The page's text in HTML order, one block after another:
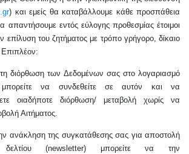
.gr) και εμείς θα καταβάλλουμε κάθε προσπάθεια
απαντήσουμε εντός εύλογης προθεσμίας έτοιμοι
επίλυση του ζητήματος με τρόπο γρήγορο, δίκαιο
Επιπλέον:
τη διόρθωση των Δεδομένων σας στο λογαριασμό
να συνδεθείτε σε αυτόν και να
οιαδήποτε διόρθωση/ μεταβολή χωρίς να
Αιτήματος.
ανάκληση της συγκατάθεσης σας για αποστολή
δελτίου (newsletter) μπορείτε να την